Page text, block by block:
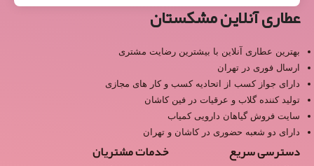
عطاری آنلاین مشکستان
بهترین عطاری آنلاین با بیشترین رضایت مشتری
ارسال فوری در تهران
دارای جواز کسب از اتحادیه کسب و کار های مجازی
تولید کننده گلاب و عرقیات در فین کاشان
سایت فروش گیاهان دارویی کمیاب
دارای دو شعبه حضوری در کاشان و تهران
دسترسی سریع خدمات مشتریان